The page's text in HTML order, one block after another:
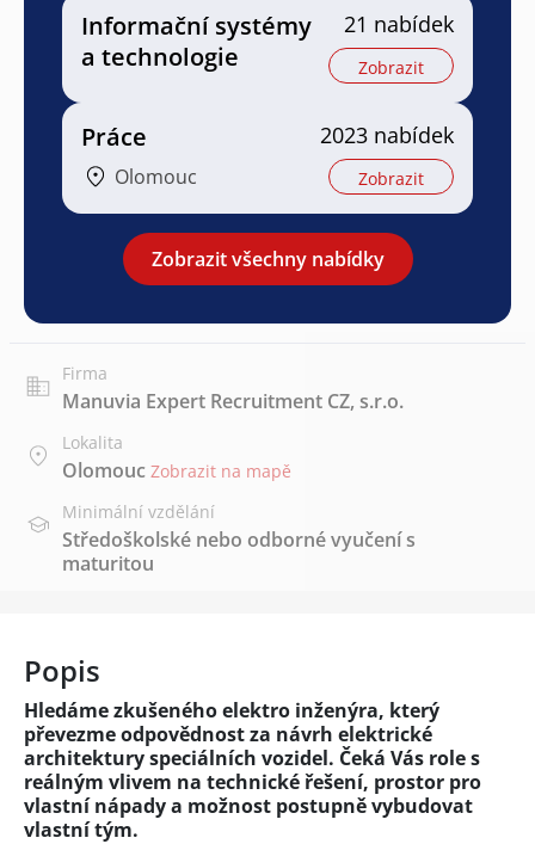
Informační systémy
a technologie
21 nabídek
Zobrazit
Práce
Olomouc
2023 nabídek
Zobrazit
Zobrazit všechny nabídky
Firma
Manuvia Expert Recruitment CZ, s.r.o.
Lokalita
Olomouc Zobrazit na mapě
Minimální vzdělání
Středoškolské nebo odborné vyučení s
maturitou
Popis
Hledáme zkušeného elektro inženýra, který
převezme odpovědnost za návrh elektrické
architektury speciálních vozidel. Čeká Vás role s
reálným vlivem na technické řešení, prostor pro
vlastní nápady a možnost postupně vybudovat
vlastní tým.